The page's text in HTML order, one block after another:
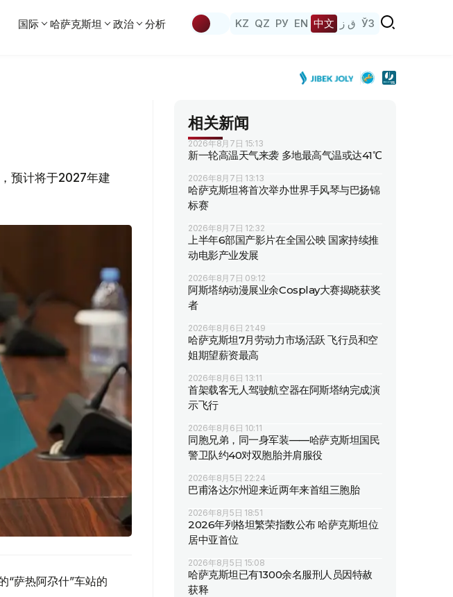
国际 哈萨克斯坦 政治 分析 KZ QZ РУ EN 中文 ق ز ЎЗ
预计将于2027年建
“萨热阿尕什”车站的
相关新闻
2026年8月7日 15:13
新一轮高温天气来袭 多地最高气温或达41℃
2026年8月7日 13:13
哈萨克斯坦将首次举办世界手风琴与巴扬锦
标赛
2026年8月7日 12:32
上半年6部国产影片在全国公映 国家持续推
动电影产业发展
2026年8月7日 09:12
阿斯塔纳动漫展业余Cosplay大赛揭晓获奖
者
2026年8月6日 21:49
哈萨克斯坦7月劳动力市场活跃 飞行员和空
姐期望薪资最高
2026年8月6日 13:11
首架载客无人驾驶航空器在阿斯塔纳完成演
示飞行
2026年8月6日 10:11
同胞兄弟，同一身军装——哈萨克斯坦国民
警卫队约40对双胞胎并肩服役
2026年8月5日 22:24
巴甫洛达尔州迎来近两年来首组三胞胎
2026年8月5日 18:51
2026年列格坦繁荣指数公布 哈萨克斯坦位
居中亚首位
2026年8月5日 15:08
哈萨克斯坦已有1300余名服刑人员因特赦
获释